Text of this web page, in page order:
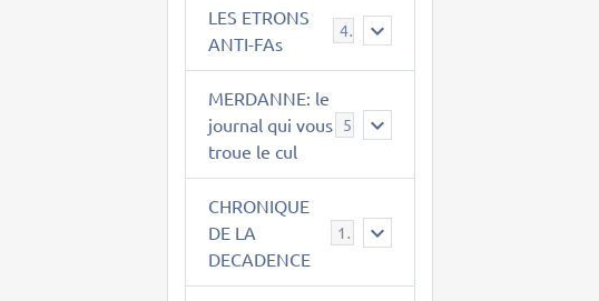
LES ETRONS
ANTI-FAs
4
MERDANNE: le
journal qui vous
troue le cul
CHRONIQUE
DE LA
DECADENCE
12